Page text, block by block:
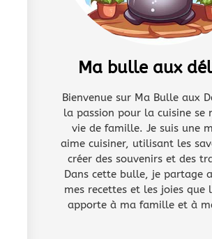
Ma bulle aux
Bienvenue sur Ma Bulle aux
la passion pour la cuisine se
vie de famille. Je suis une
aime cuisiner, utilisant les
créer des souvenirs et des
Dans cette bulle, je partage
mes recettes et les joies que
apporte à ma famille et à